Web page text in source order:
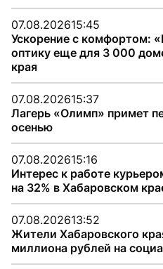
07.08.202615:45
Ускорение с комфортом:
оптику еще для 3 000
края
07.08.202615:37
Лагерь «Олимп» примет
осенью
07.08.202615:16
Интерес к работе
на 32% в Хабаровском
07.08.202613:52
Жители Хабаровского
миллиона рублей на